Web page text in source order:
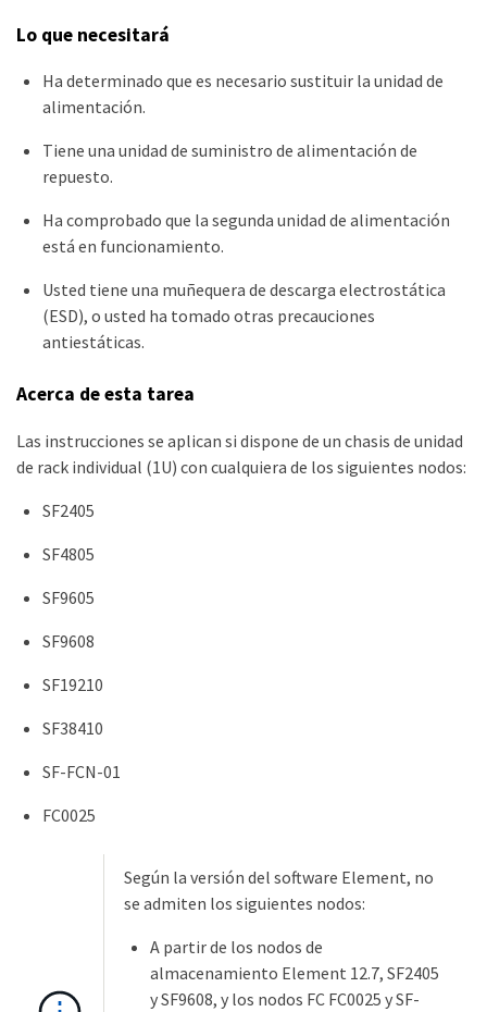
Lo que necesitará
Ha determinado que es necesario sustituir la unidad de
alimentación.
Tiene una unidad de suministro de alimentación de
repuesto.
Ha comprobado que la segunda unidad de alimentación
está en funcionamiento.
Usted tiene una muñequera de descarga electrostática
(ESD), o usted ha tomado otras precauciones
antiestáticas.
Acerca de esta tarea
Las instrucciones se aplican si dispone de un chasis de unidad
de rack individual (1U) con cualquiera de los siguientes nodos:
SF2405
SF4805
SF9605
SF9608
SF19210
SF38410
SF-FCN-01
FC0025
Según la versión del software Element, no
se admiten los siguientes nodos:
A partir de los nodos de
almacenamiento Element 12.7, SF2405
y SF9608, y los nodos FC FC0025 y SF-